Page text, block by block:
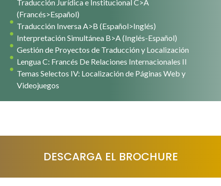
Traducción Jurídica e Institucional C>A
(Francés>Español)
Traducción Inversa A>B (Español>Inglés)
Interpretación Simultánea B>A (Inglés-Español)
Gestión de Proyectos de Traducción y Localización
Lengua C: Francés De Relaciones Internacionales II
Temas Selectos IV: Localización de Páginas Web y
Videojuegos
DESCARGA EL BROCHURE